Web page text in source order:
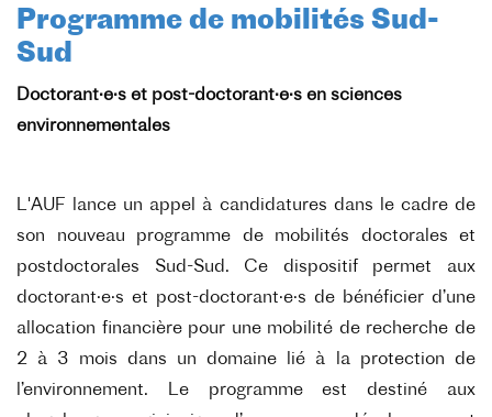
Programme de mobilités Sud-
Sud
Doctorant·e·s et post-doctorant·e·s en sciences
environnementales
L'AUF lance un appel à candidatures dans le cadre de
son nouveau programme de mobilités doctorales et
postdoctorales Sud-Sud. Ce dispositif permet aux
doctorant·e·s et post-doctorant·e·s de bénéficier d’une
allocation financière pour une mobilité de recherche de
2 à 3 mois dans un domaine lié à la protection de
l’environnement. Le programme est destiné aux